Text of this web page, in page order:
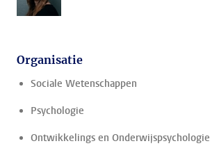
Organisatie
Sociale Wetenschappen
Psychologie
Ontwikkelings en Onderwijspsychologie